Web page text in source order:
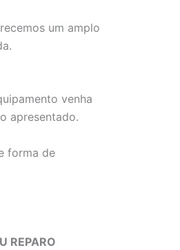
um amplo
venha
apresentado.
forma de
REPARO